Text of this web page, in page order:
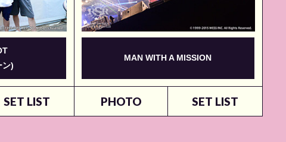
ン)
SET LIST
MAN WITH A MISSION
PHOTO SET LIST